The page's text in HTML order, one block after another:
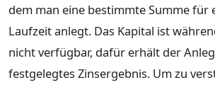
dem man eine bestimmte Summe für
Laufzeit anlegt. Das Kapital ist
nicht verfügbar, dafür erhält der
festgelegtes Zinsergebnis. Um zu